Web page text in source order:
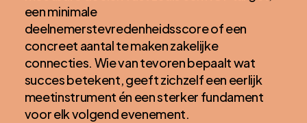
een minimale
deelnemerstevredenheidsscore of een
concreet aantal te maken zakelijke
connecties. Wie van tevoren bepaalt wat
succes betekent, geeft zichzelf een eerlijk
meetinstrument én een sterker fundament
voor elk volgend evenement.